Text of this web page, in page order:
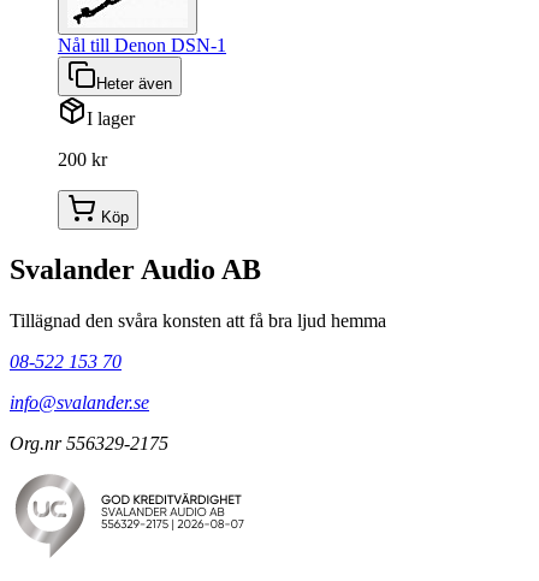
Nål till Denon DSN-1
Heter även
I lager
200 kr
Köp
Svalander Audio AB
Tillägnad den svåra konsten att få bra ljud hemma
08-522 153 70
info@svalander.se
Org.nr 556329-2175